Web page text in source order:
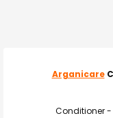
ENSEMBLEArganicare
Conditioner